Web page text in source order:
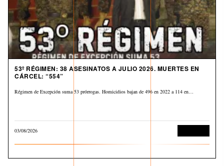
53º RÉGIMEN: 38 ASESINATOS A JULIO 2026. MUERTES EN
CÁRCEL: “554”
Régimen de Excepción suma 53 prórrogas. Homicidios bajan de 496 en 2022 a 114 en…
03/08/2026